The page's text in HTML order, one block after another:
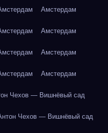
Амстердам
Амстердам
Амстердам
Амстердам
Чехов — Вишнёвый сад
Чехов — Вишнёвый сад